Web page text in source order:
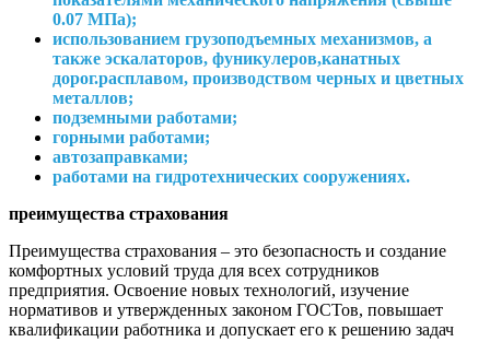
0.07 МПа);
использованием грузоподъемных механизмов, а
также эскалаторов, фуникулеров,канатных
дорог.расплавом, производством черных и цветных
металлов;
подземными работами;
горными работами;
автозаправками;
работами на гидротехнических сооружениях.
преимущества страхования
Преимущества страхования – это безопасность и создание
комфортных условий труда для всех сотрудников
предприятия. Освоение новых технологий, изучение
нормативов и утвержденных законом ГОСТов, повышает
квалификации работника и допускает его к решению задач